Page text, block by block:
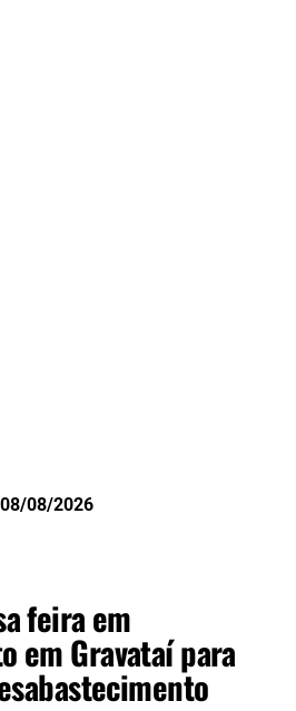
08/08/2026
feira em
em Gravataí para